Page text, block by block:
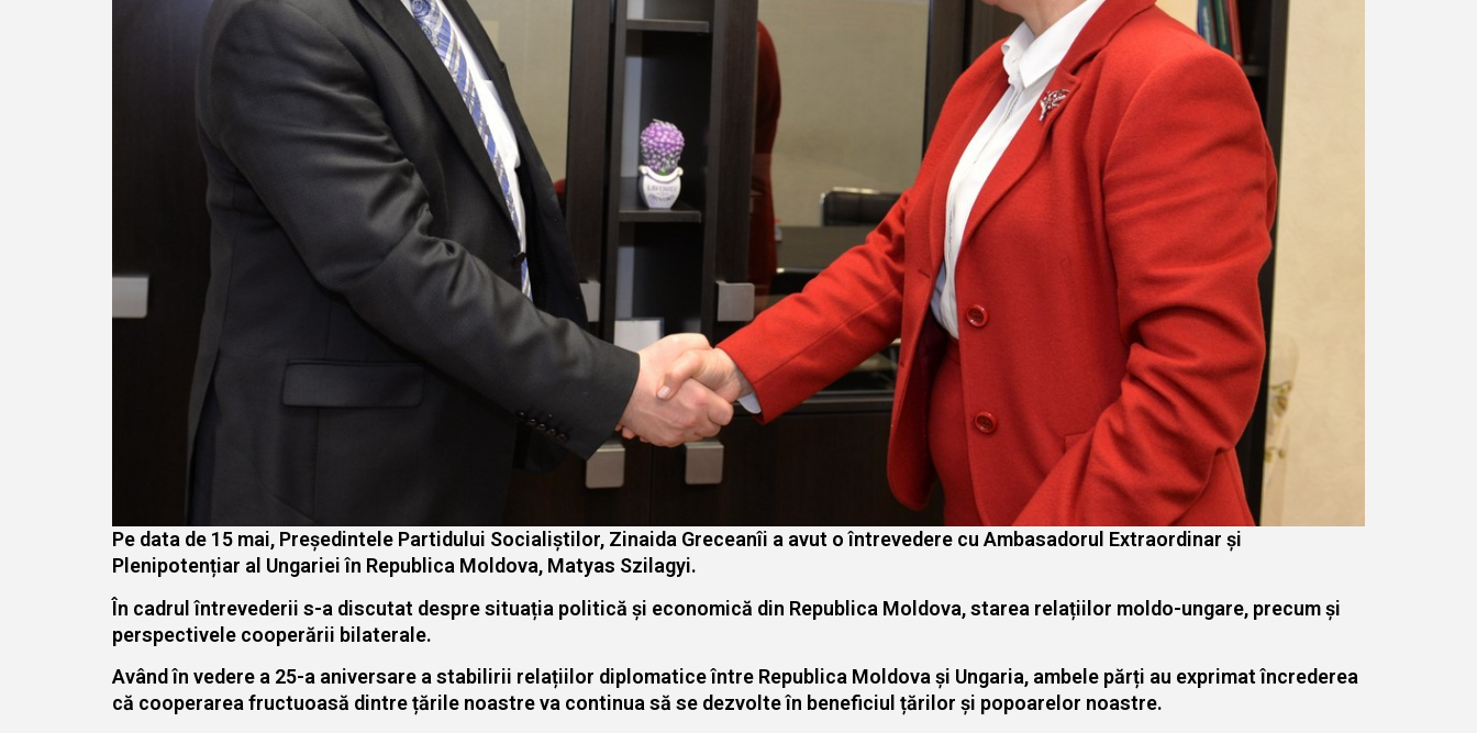
Pe data de 15 mai, Președintele Partidului Socialiștilor, Zinaida Greceanîi a avut o întrevedere cu Ambasadorul Extraordinar și
Plenipotențiar al Ungariei în Republica Moldova, Matyas Szilagyi.
În cadrul întrevederii s-a discutat despre situația politică și economică din Republica Moldova, starea relațiilor moldo-ungare, precum și
perspectivele cooperării bilaterale.
Având în vedere a 25-a aniversare a stabilirii relațiilor diplomatice între Republica Moldova și Ungaria, ambele părți au exprimat încrederea
că cooperarea fructuoasă dintre țările noastre va continua să se dezvolte în beneficiul țărilor și popoarelor noastre.